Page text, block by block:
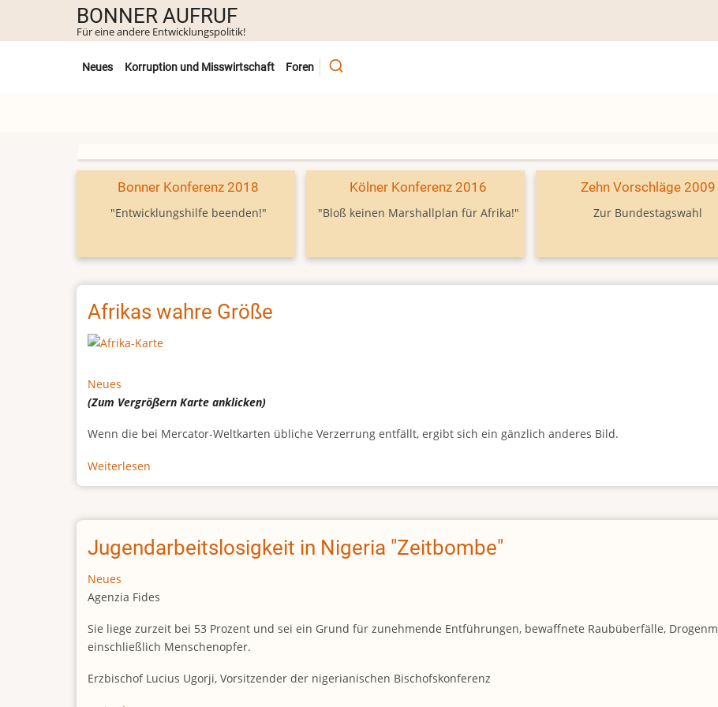
Inhalt
BONNER AUFRUF
Für eine andere Entwicklungspolitik!
Untermenü
Neues Korruption und Misswirtschaft Foren
Bonner Konferenz 2018
"Entwicklungshilfe beenden!"
Kölner Konferenz 2016
"Bloß keinen Marshallplan für Afrika!"
Zehn Vorschläge 2009
Zur Bundestagswahl
Afrikas wahre Größe
Neues
(Zum VergrößernKarte anklicken)
Wenn die bei Mercator-Weltkarten übliche Verzerrung entfällt, ergibt sich ein gänzlich anderes Bild.
Weiterlesen
Afrikas
Größe
Jugendarbeitslosigkeit in Nigeria "Zeitbombe"
Neues
Agenzia Fides
Sie liege zurzeit bei 53 Prozent und sei ein Grund für zunehmende Entführungen, bewaffnete Raubüberfälle,
einschließlich Menschenopfer.
Erzbischof Lucius Ugorji, Vorsitzender der nigerianischen Bischofskonferenz